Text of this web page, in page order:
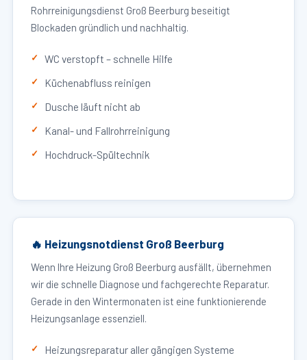
Rohrreinigungsdienst Groß Beerburg beseitigt
Blockaden gründlich und nachhaltig.
WC verstopft – schnelle Hilfe
Küchenabfluss reinigen
Dusche läuft nicht ab
Kanal- und Fallrohrreinigung
Hochdruck-Spültechnik
🔥 Heizungsnotdienst Groß Beerburg
Wenn Ihre Heizung Groß Beerburg ausfällt, übernehmen
wir die schnelle Diagnose und fachgerechte Reparatur.
Gerade in den Wintermonaten ist eine funktionierende
Heizungsanlage essenziell.
Heizungsreparatur aller gängigen Systeme